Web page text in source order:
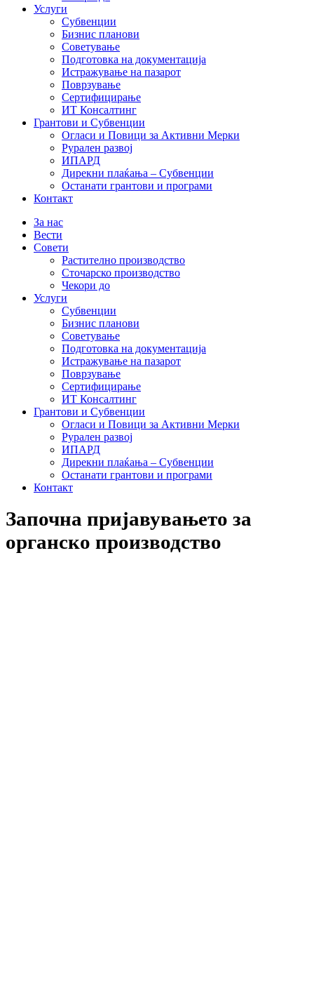
Услуги
Субвенции
Бизнис планови
Советување
Подготовка на документација
Истражување на пазарот
Поврзување
Сертифицирање
ИТ Консалтинг
Грантови и Субвенции
Огласи и Повици за Активни Мерки
Рурален развој
ИПАРД
Дирекни плаќања – Субвенции
Останати грантови и програми
Контакт
За нас
Вести
Совети
Растително производство
Сточарско производство
Чекори до
Услуги
Субвенции
Бизнис планови
Советување
Подготовка на документација
Истражување на пазарот
Поврзување
Сертифицирање
ИТ Консалтинг
Грантови и Субвенции
Огласи и Повици за Активни Мерки
Рурален развој
ИПАРД
Дирекни плаќања – Субвенции
Останати грантови и програми
Контакт
Започна пријавувањето за
органско производство